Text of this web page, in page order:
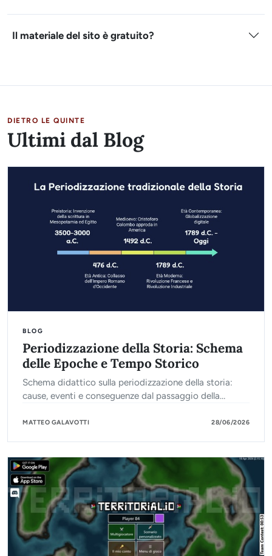
Il materiale del sito è gratuito?
DIETRO LE QUINTE
Ultimi dal Blog
BLOG
Periodizzazione della Storia: Schema
delle Epoche e Tempo Storico
Schema didattico sulla periodizzazione della storia:
cause, eventi e conseguenze dal passaggio della
MATTEO GALAVOTTI 28/06/2026